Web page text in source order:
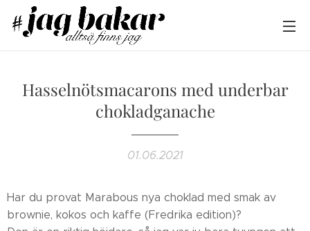
Hasselnötsmacarons med underbar
chokladganache
01.06.2021
Har du provat Marabous nya choklad med smak av
brownie, kokos och kaffe (Fredrika edition)?